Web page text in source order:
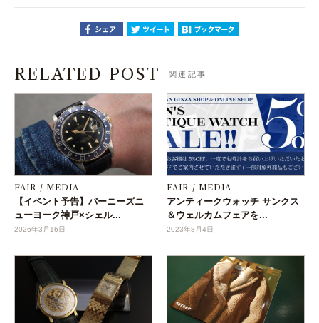
RELATED POST 関連記事
FAIR / MEDIA
【イベント予告】バーニーズニ
ューヨーク神戸×シェル...
2026年3月16日
FAIR / MEDIA
アンティークウォッチ サンクス
＆ウェルカムフェアを...
2023年8月4日